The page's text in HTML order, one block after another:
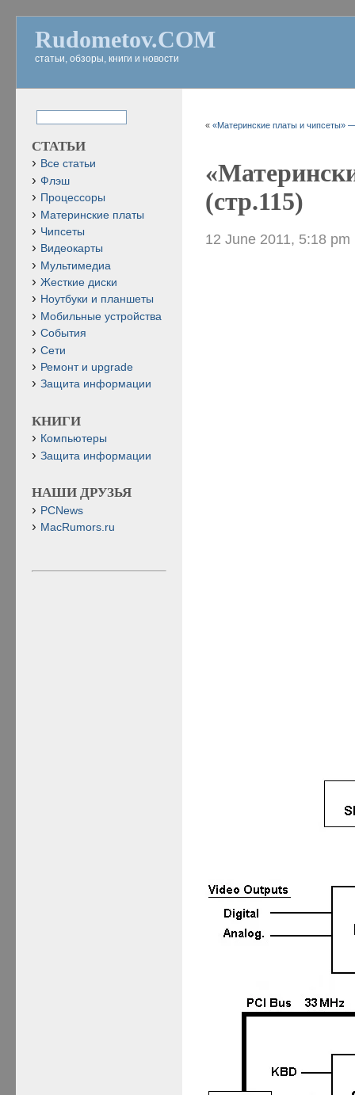
Rudometov.COM
статьи, обзоры, книги и новости
««Материнские платы и чипсеты»
(стр.115)
12 June 2011, 5:18 pm
СТАТЬИ
Все статьи
Флэш
Процессоры
Материнские платы
Чипсеты
Видеокарты
Мультимедиа
Жесткие диски
Ноутбуки и планшеты
Мобильные устройства
События
Сети
Ремонт и upgrade
Защита информации
КНИГИ
Компьютеры
Защита информации
НАШИ ДРУЗЬЯ
PCNews
MacRumors.ru